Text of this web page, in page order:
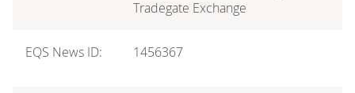
Tradegate Exchange
EQS News ID: 1456367